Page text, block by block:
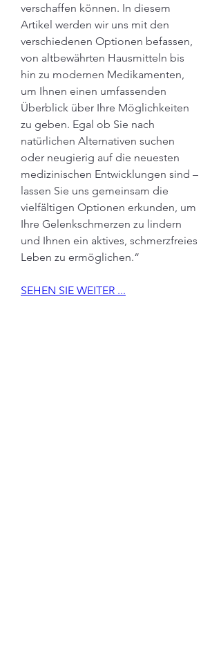
verschaffen können. In diesem
Artikel werden wir uns mit den
verschiedenen Optionen befassen,
von altbewährten Hausmitteln bis
hin zu modernen Medikamenten,
um Ihnen einen umfassenden
Überblick über Ihre Möglichkeiten
zu geben. Egal ob Sie nach
natürlichen Alternativen suchen
oder neugierig auf die neuesten
medizinischen Entwicklungen sind –
lassen Sie uns gemeinsam die
vielfältigen Optionen erkunden, um
Ihre Gelenkschmerzen zu lindern
und Ihnen ein aktives, schmerzfreies
Leben zu ermöglichen.“
SEHEN SIE WEITER ...